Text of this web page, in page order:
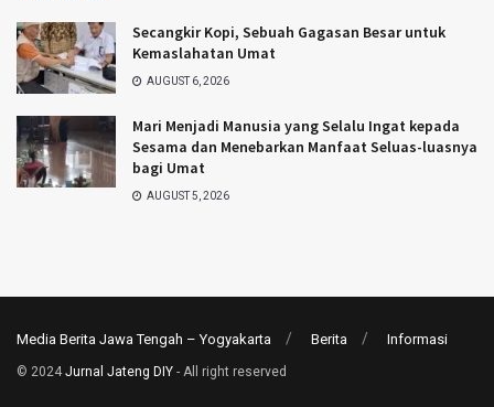
Secangkir Kopi, Sebuah Gagasan Besar untuk
Kemaslahatan Umat
AUGUST 6, 2026
Mari Menjadi Manusia yang Selalu Ingat kepada
Sesama dan Menebarkan Manfaat Seluas-luasnya
bagi Umat
AUGUST 5, 2026
Media Berita Jawa Tengah – Yogyakarta Berita Informasi
© 2024 Jurnal Jateng DIY - All right reserved